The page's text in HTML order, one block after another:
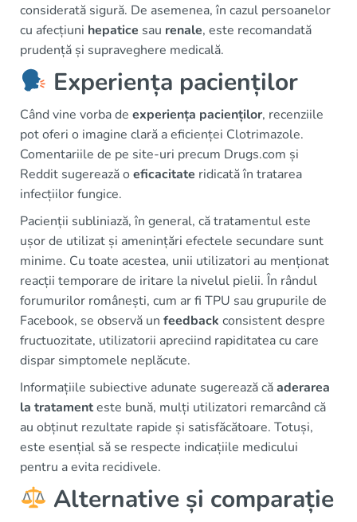
considerată sigură. De asemenea, în cazul persoanelor
cu afecțiuni hepatice sau renale, este recomandată
prudență și supraveghere medicală.
Experiența pacienților
Când vine vorba de experiența pacienților, recenziile
pot oferi o imagine clară a eficienței Clotrimazole.
Comentariile de pe site-uri precum Drugs.com și
Reddit sugerează oeficacitate ridicată în tratarea
infecțiilor fungice.
Pacienții subliniază, în general, că tratamentul este
ușor de utilizat și amenințări efectele secundare sunt
minime. Cu toate acestea, unii utilizatori au menționat
reacții temporare de iritare la nivelul pielii. În rândul
forumurilor românești, cum ar fi TPU sau grupurile de
Facebook, se observă un feedback consistent despre
fructuozitate, utilizatorii apreciind rapiditatea cu care
dispar simptomele neplăcute.
Informațiile subiective adunate sugerează căaderarea
la tratamenteste bună, mulți utilizatori remarcând că
au obținut rezultate rapide și satisfăcătoare. Totuși,
este esențial să se respecte indicațiile medicului
pentru a evita recidivele.
Alternative și comparație